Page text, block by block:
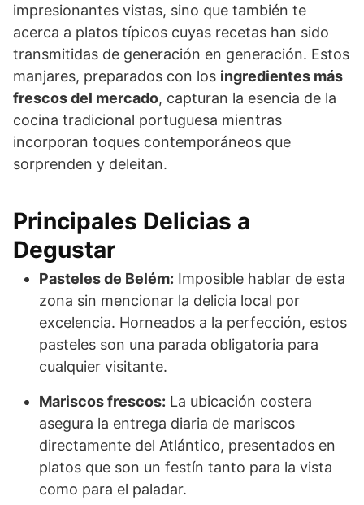
impresionantes vistas, sino que también te
acerca a platos típicos cuyas recetas han sido
transmitidas de generación en generación. Estos
manjares, preparados con los ingredientes más
frescos del mercado, capturan la esencia de la
cocina tradicional portuguesa mientras
incorporan toques contemporáneos que
sorprenden y deleitan.
Principales Delicias a
Degustar
Pasteles de Belém: Imposible hablar de esta
zona sin mencionar la delicia local por
excelencia. Horneados a la perfección, estos
pasteles son una parada obligatoria para
cualquier visitante.
Mariscos frescos: La ubicación costera
asegura la entrega diaria de mariscos
directamente del Atlántico, presentados en
platos que son un festín tanto para la vista
como para el paladar.